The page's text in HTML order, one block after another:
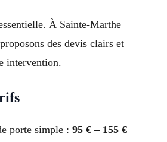
À Sainte-Marthe
des devis clairs et
intervention.
porte simple : 95 € – 155 €